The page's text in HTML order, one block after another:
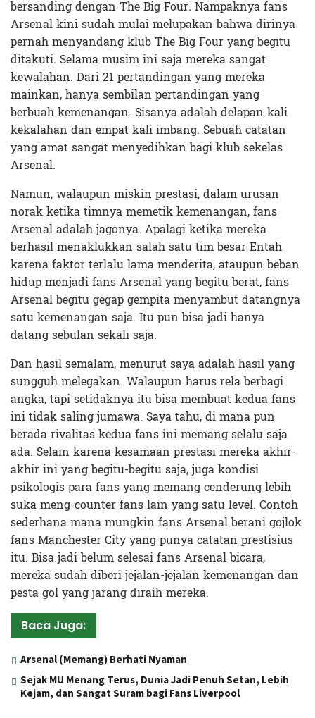
bersanding dengan The Big Four. Nampaknya fans
Arsenal kini sudah mulai melupakan bahwa dirinya
pernah menyandang klub The Big Four yang begitu
ditakuti. Selama musim ini saja mereka sangat
kewalahan. Dari 21 pertandingan yang mereka
mainkan, hanya sembilan pertandingan yang
berbuah kemenangan. Sisanya adalah delapan kali
kekalahan dan empat kali imbang. Sebuah catatan
yang amat sangat menyedihkan bagi klub sekelas
Arsenal.
Namun, walaupun miskin prestasi, dalam urusan
norak ketika timnya memetik kemenangan, fans
Arsenal adalah jagonya. Apalagi ketika mereka
berhasil menaklukkan salah satu tim besar Entah
karena faktor terlalu lama menderita, ataupun beban
hidup menjadi fans Arsenal yang begitu berat, fans
Arsenal begitu gegap gempita menyambut datangnya
satu kemenangan saja. Itu pun bisa jadi hanya
datang sebulan sekali saja.
Dan hasil semalam, menurut saya adalah hasil yang
sungguh melegakan. Walaupun harus rela berbagi
angka, tapi setidaknya itu bisa membuat kedua fans
ini tidak saling jumawa. Saya tahu, di mana pun
berada rivalitas kedua fans ini memang selalu saja
ada. Selain karena kesamaan prestasi mereka akhir-
akhir ini yang begitu-begitu saja, juga kondisi
psikologis para fans yang memang cenderung lebih
suka meng-counter fans lain yang satu level. Contoh
sederhana mana mungkin fans Arsenal berani gojlok
fans Manchester City yang punya catatan prestisius
itu. Bisa jadi belum selesai fans Arsenal bicara,
mereka sudah diberi jejalan-jejalan kemenangan dan
pesta gol yang jarang diraih mereka.
Baca Juga:
Arsenal (Memang) Berhati Nyaman
Sejak MU Menang Terus, Dunia Jadi Penuh Setan, Lebih
Kejam, dan Sangat Suram bagi Fans Liverpool